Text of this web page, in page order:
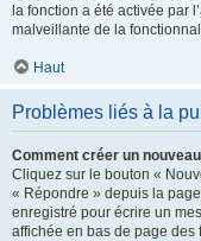
la fonction a été activée par
malveillante de la
Haut
Problèmes liés à la
Comment créer un
Cliquez sur le bouton «
« Répondre » depuis la
enregistré pour écrire un
affichée en bas de page des